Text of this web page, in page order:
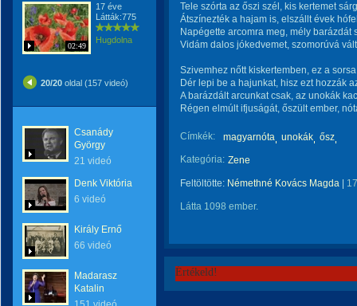
02:49
17 éve
Látták:775
Hugdolna
20/20 oldal (157 videó)
Csanády
György
21 videó
Denk Viktória
6 videó
Király Ernő
66 videó
Madarasz
Katalin
Tele szórta az őszi szél, kis kertemet
Átszínezték a hajam is, elszállt évek
Napégette arcomra meg, mély barázdát
Vidám dalos jókedvemet, szomorúvá
Szivemhez nőtt kiskertemben, ez a
Dér lepi be a hajunkat, hisz ezt hozzák
A barázdált arcunkat csak, az unokák
Régen elmúlt ifjuságát, őszült ember,
Címkék: magyarnóta unokák ősz
Kategória: Zene
Feltöltötte: Némethné Kovács Magda
Látta 1098 ember.
Értékeld!